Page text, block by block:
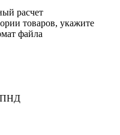
расчет
товаров, укажите
файла
ПНД